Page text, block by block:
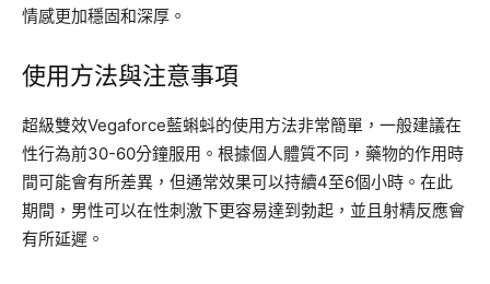
情感更加穩固和深厚。
使用方法與注意事項
超級雙效Vegaforce藍蝌蚪的使用方法非常簡單，一般建議在
性行為前30-60分鐘服用。根據個人體質不同，藥物的作用時
間可能會有所差異，但通常效果可以持續4至6個小時。在此
期間，男性可以在性刺激下更容易達到勃起，並且射精反應會
有所延遲。